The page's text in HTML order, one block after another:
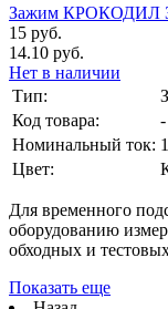
Зажим КРОКОДИЛ
15 руб.
14.10 руб.
Нет в наличии
Тип:
Код товара:
-
Номинальный ток:
Цвет:
Для временного
оборудованию
обходных и
Показать еще